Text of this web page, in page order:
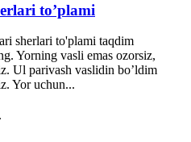
to’plami
sherlari to'plami taqdim
Yorning vasli emas ozorsiz,
Ul parivash vaslidin bo’ldim
Yor uchun...